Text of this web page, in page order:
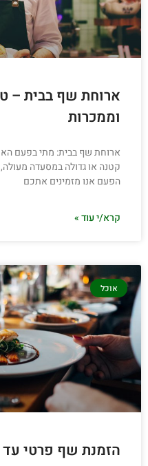
ארוחת שף בבית –
וממכרות
ארוחת שף בבית: מתי בפעם
קטנה או גדולה במסעדה
הפעם אנו מזמינים אתכם
קרא/י עוד »
אוכל
הזמנת שף פרטי עד